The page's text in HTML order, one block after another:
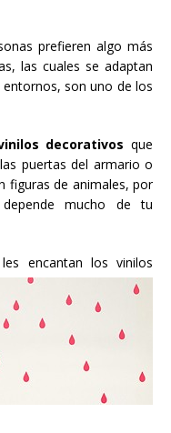
prefieren algo más
las cuales se adaptan
son uno de los
decorativos que
puertas del armario o
figuras de animales, por
mucho de tu
encantan los vinilos